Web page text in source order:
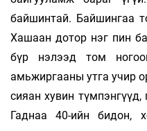
байшинтай. Байшингаа
Хашаан дотор нэг пин
бүр нэлээд том
амьжиргааны утга учир
сияан хувин
Гаднаа 40-ийн бидон,